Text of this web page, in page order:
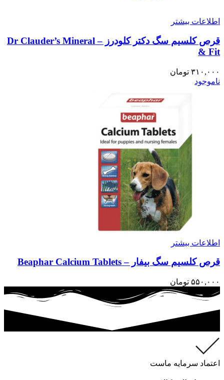
اطلاعات بیشتر
قرص کلسیم سگ دکتر کلودرز – Dr Clauder’s Mineral
& Fit
۳۱۰,۰۰۰ تومان
ناموجود
اطلاعات بیشتر
قرص کلسیم سگ بیفار – Beaphar Calcium Tablets
۵۵۰,۰۰۰ تومان
اعتماد سرمایه ماست